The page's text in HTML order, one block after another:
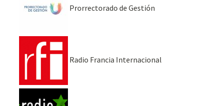
Prorrectorado de Gestión
Radio Francia Internacional